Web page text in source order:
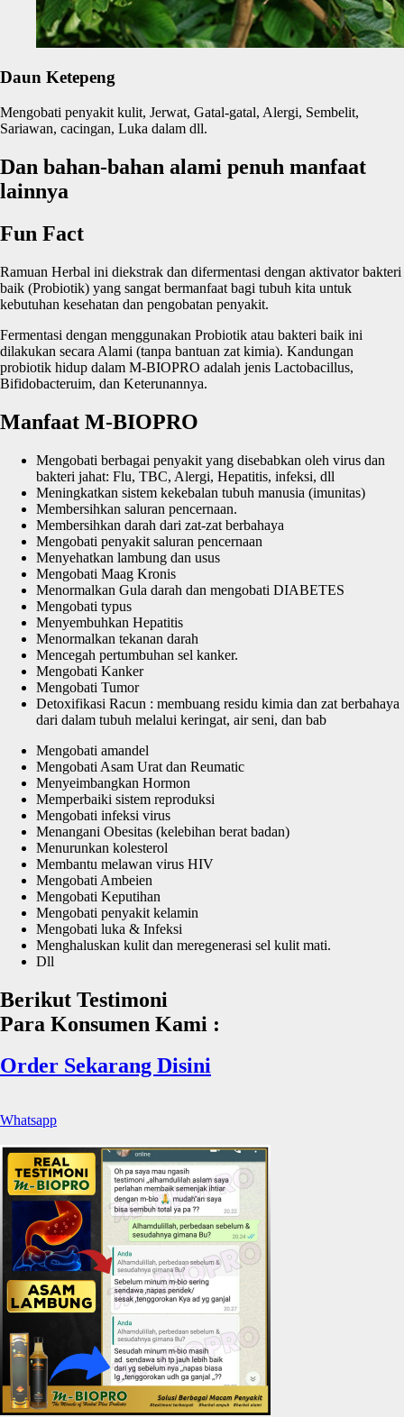
Daun Ketepeng
Mengobati penyakit kulit, Jerwat, Gatal-gatal, Alergi, Sembelit,
Sariawan, cacingan, Luka dalam dll.
Dan bahan-bahan alami penuh manfaat
lainnya
Fun Fact
Ramuan Herbal ini diekstrak dan difermentasi dengan aktivator bakteri
baik (Probiotik) yang sangat bermanfaat bagi tubuh kita untuk
kebutuhan kesehatan dan pengobatan penyakit.
Fermentasi dengan menggunakan Probiotik atau bakteri baik ini
dilakukan secara Alami (tanpa bantuan zat kimia). Kandungan
probiotik hidup dalam M-BIOPRO adalah jenis Lactobacillus,
Bifidobacteruim, dan Keterunannya.
Manfaat M-BIOPRO
Mengobati berbagai penyakit yang disebabkan oleh virus dan
bakteri jahat: Flu, TBC, Alergi, Hepatitis, infeksi, dll
Meningkatkan sistem kekebalan tubuh manusia (imunitas)
Membersihkan saluran pencernaan.
Membersihkan darah dari zat-zat berbahaya
Mengobati penyakit saluran pencernaan
Menyehatkan lambung dan usus
Mengobati Maag Kronis
Menormalkan Gula darah dan mengobati DIABETES
Mengobati typus
Menyembuhkan Hepatitis
Menormalkan tekanan darah
Mencegah pertumbuhan sel kanker.
Mengobati Kanker
Mengobati Tumor
Detoxifikasi Racun : membuang residu kimia dan zat berbahaya
dari dalam tubuh melalui keringat, air seni, dan bab
Mengobati amandel
Mengobati Asam Urat dan Reumatic
Menyeimbangkan Hormon
Memperbaiki sistem reproduksi
Mengobati infeksi virus
Menangani Obesitas (kelebihan berat badan)
Menurunkan kolesterol
Membantu melawan virus HIV
Mengobati Ambeien
Mengobati Keputihan
Mengobati penyakit kelamin
Mengobati luka & Infeksi
Menghaluskan kulit dan meregenerasi sel kulit mati.
Dll
Berikut Testimoni
Para Konsumen Kami :
Order Sekarang Disini
Whatsapp